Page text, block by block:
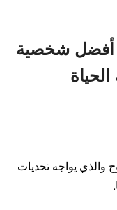
أفضل شخصية
يواجه تحديات